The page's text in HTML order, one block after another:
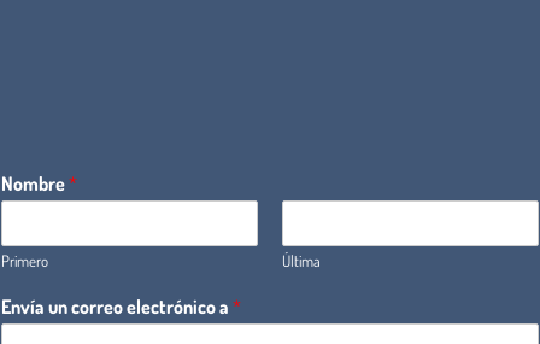
Nombre*
Primero Última
Envía un correo electrónico a *